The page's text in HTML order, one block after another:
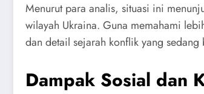
Menurut para analis, situasi ini
wilayah Ukraina. Guna memahami
dan detail sejarah konflik yang sedang
Dampak Sosial dan